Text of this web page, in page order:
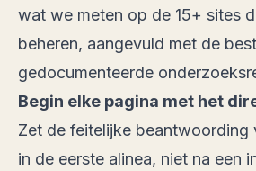
wat we meten op de 15+ sites
beheren, aangevuld met de best
gedocumenteerde
Begin elke pagina met het
Zet de feitelijke beantwoording
in de eerste alinea, niet na een